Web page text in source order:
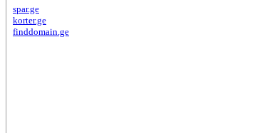
spar.ge
korter.ge
finddomain.ge